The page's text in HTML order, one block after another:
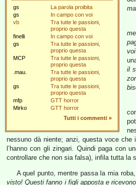
gs
La parola proibita
gs
In campo con voi
vb
Tra tutte le passioni,
proprio questa
finelli
In campo con voi
gs
Tra tutte le passioni,
proprio questa
MCP
Tra tutte le passioni,
proprio questa
.mau.
Tra tutte le passioni,
proprio questa
gs
Tra tutte le passioni,
proprio questa
mfp
GTT horror
Mirko
GTT horror
Tutti i commenti »
il
nessuno dà niente; anzi, questa voce
l’hanno con gli zingari. Quindi paga con
controllare che non sia falsa), infila tutta la
A quel punto, mentre passa la mia
visto! Questi fanno i figli apposta e